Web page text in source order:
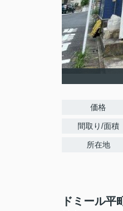
価格
間取り/面積
所在地
ドミール